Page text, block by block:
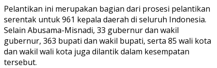
Pelantikan ini merupakan bagian dari prosesi pelantikan
serentak untuk 961 kepala daerah di seluruh Indonesia.
Selain Abusama-Misnadi, 33 gubernur dan wakil
gubernur, 363 bupati dan wakil bupati, serta 85 wali kota
dan wakil wali kota juga dilantik dalam kesempatan
tersebut.